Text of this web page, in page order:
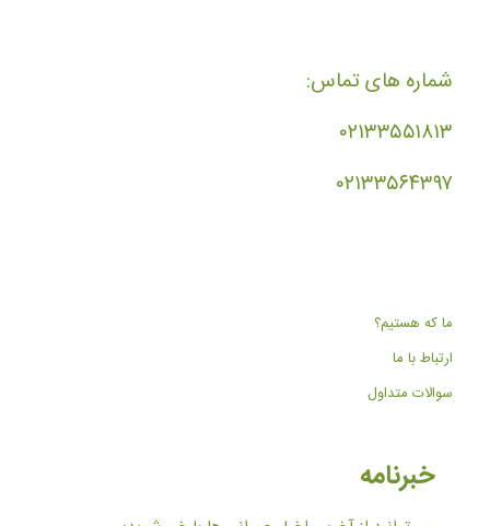
شماره های تماس:
۰۲۱۳۳۵۵۱۸۱۳
۰۲۱۳۳۵۶۴۳۹۷
ما که هستیم؟
ارتباط با ما
سوالات متداول
خبرنامه